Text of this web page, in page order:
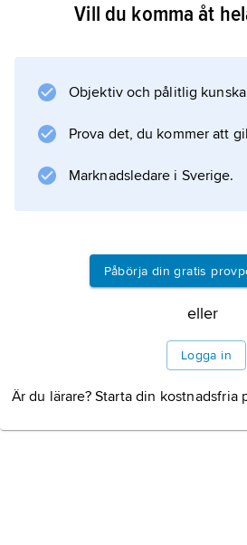
Ingeborg, som inte tycks ha
oense) antingen var
kloster.
Vill du komma åt
Objektiv och pålitlig
Prova det, du kommer att
Marknadsledare i Sverige.
Påbörja din gratis
eller
Logga in
Är du lärare? Starta din kostnadsfria